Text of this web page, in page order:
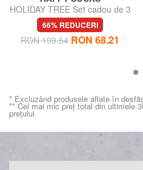
HOLIDAY TREE Set cadou de 3
perechi de șosete
66% REDUCERI
RON 199.54 RON 68.21
* Excluzând produsele aflate în
** Cel mai mic preț total din ultimele
prețului.